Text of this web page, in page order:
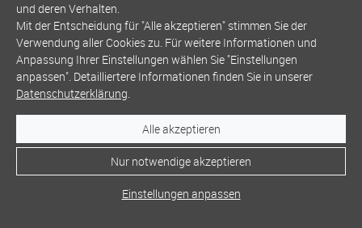
und deren Verhalten.
Mit der Entscheidung für "Alle akzeptieren" stimmen Sie der
Verwendung aller Cookies zu. Für weitere Informationen und
Anpassung Ihrer Einstellungen wählen Sie "Einstellungen
anpassen". Detailliertere Informationen finden Sie in unserer
Datenschutzerklärung.
Alle akzeptieren
Nur notwendige akzeptieren
Einstellungen anpassen